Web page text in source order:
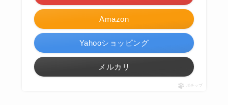
Amazon
Yahooショッピング
メルカリ
ポチップ